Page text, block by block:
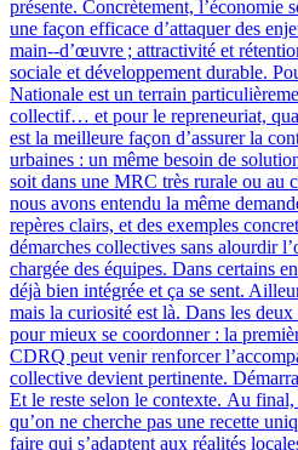
présente. Concrètement, l’économie
une façon efficace d’attaquer des
main‑-d’œuvre ; attractivité et
sociale et développement durable.
Nationale est un terrain
collectif… et pour le repreneuriat,
est la meilleure façon d’assurer la
urbaines : un même besoin de
soit dans une MRC très rurale ou au
nous avons entendu la même
repères clairs, et des exemples
démarches collectives sans alourdir
chargée des équipes. Dans certains
déjà bien intégrée et ça se sent.
mais la curiosité est là. Dans les
pour mieux se coordonner : la
CDRQ peut venir renforcer
collective devient pertinente.
Et le reste selon le contexte. Au
qu’on ne cherche pas une recette
faire qui s’adaptent aux réalités